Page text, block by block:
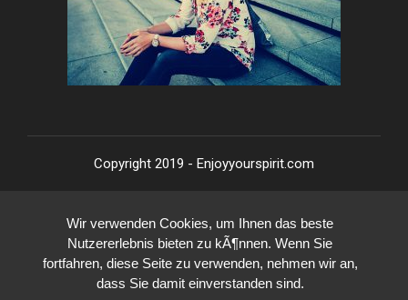
Copyright 2019 - Enjoyyourspirit.com
Wir verwenden Cookies, um Ihnen das beste
Nutzererlebnis bieten zu kÃ¶nnen. Wenn Sie
fortfahren, diese Seite zu verwenden, nehmen wir an,
dass Sie damit einverstanden sind.